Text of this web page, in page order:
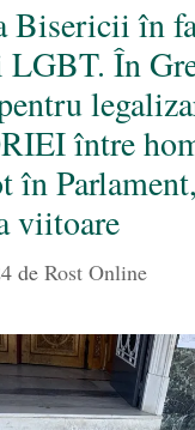
Bisericii în
În
între
în Parlament,
viitoare
de Rost Online